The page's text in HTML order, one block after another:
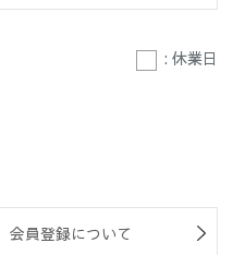
: 休業日
会員登録について